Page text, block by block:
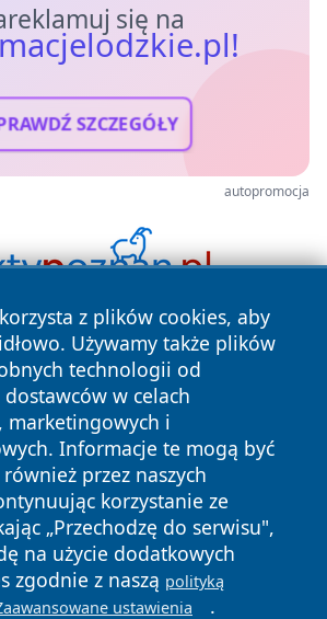
się na
SZCZEGÓŁY
autopromocja
z plików cookies, aby
Używamy także plików
technologii od
w celach
marketingowych i
Informacje te mogą być
przez naszych
korzystanie ze
„Przechodzę do serwisu",
na użycie dodatkowych
zgodnie z naszą polityką
ustawienia .
Wszystkie prawa
Polityka
Prywatności
Polityka
Cookies